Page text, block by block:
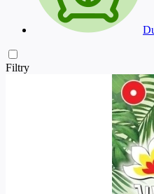
Filtry